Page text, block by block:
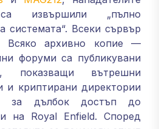
извършили „пълно
системата“. Всеки сървър
Всяко архивно копие —
форуми са публикувани
показващи вътрешни
и криптирани директории
за дълбок достъп до
на Royal Enfield. Според